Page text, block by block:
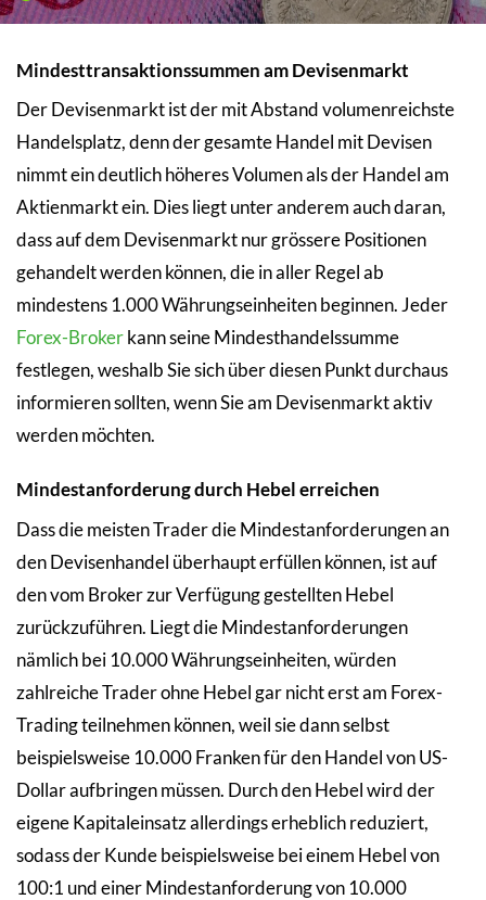
Mindesttransaktionssummen am Devisenmarkt
Der Devisenmarkt ist der mit Abstand volumenreichste
Handelsplatz, denn der gesamte Handel mit Devisen
nimmt ein deutlich höheres Volumen als der Handel am
Aktienmarkt ein. Dies liegt unter anderem auch daran,
dass auf dem Devisenmarkt nur grössere Positionen
gehandelt werden können, die in aller Regel ab
mindestens 1.000 Währungseinheiten beginnen. Jeder
Forex-Brokerkann seine Mindesthandelssumme
festlegen, weshalb Sie sich über diesen Punkt durchaus
informieren sollten, wenn Sie am Devisenmarkt aktiv
werden möchten.
Mindestanforderung durch Hebel erreichen
Dass die meisten Trader die Mindestanforderungen an
den Devisenhandel überhaupt erfüllen können, ist auf
den vom Broker zur Verfügung gestellten Hebel
zurückzuführen. Liegt die Mindestanforderungen
nämlich bei 10.000 Währungseinheiten, würden
zahlreiche Trader ohne Hebel gar nicht erst am Forex-
Trading teilnehmen können, weil sie dann selbst
beispielsweise 10.000 Franken für den Handel von US-
Dollar aufbringen müssen. Durch den Hebel wird der
eigene Kapitaleinsatz allerdings erheblich reduziert,
sodass der Kunde beispielsweise bei einem Hebel von
100:1 und einer Mindestanforderung von 10.000